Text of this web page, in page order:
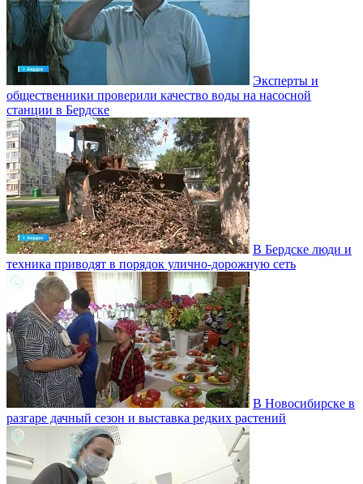
Эксперты и
общественники проверили качество воды на насосной
станции в Бердске
В Бердске люди и
техника приводят в порядок улично‑дорожную сеть
В Новосибирске в
разгаре дачный сезон и выставка редких растений